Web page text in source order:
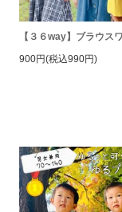
【３６way】ブラウス
900円(税込990円)